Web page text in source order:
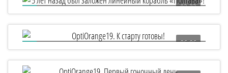
03:22
5 лет назад был заложен линейный корабль
«Полтава»!
06:06
OptiOrange19. К старту готовы!